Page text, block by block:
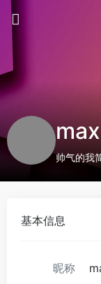
帅气的我
基本信息
昵称